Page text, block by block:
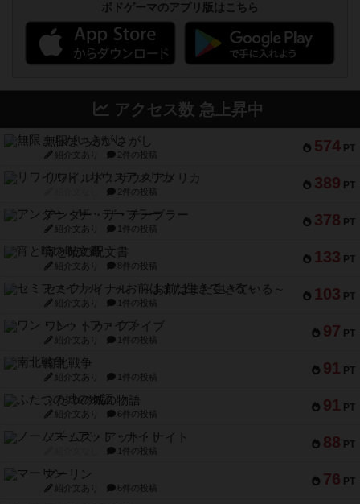
ボドゲーマのアプリ版はこちら
アクセス数 急上昇中
574 PT
無限まちがいさがし
紹介文あり 2件の投稿
389 PT
リワイルド：サウスアメリカ
2件の投稿
378 PT
アンダー・ザ・テーブラー
紹介文あり 1件の投稿
133 PT
宵と暁の呪文書
紹介文あり 8件の投稿
103 PT
セミファイナル ～お前はまだ生きている～
紹介文あり 1件の投稿
97 PT
ワン・トゥ・ファイブ
紹介文あり 1件の投稿
91 PT
南北戦争
紹介文あり 1件の投稿
91 PT
ふたつの城の物語
紹介文あり 6件の投稿
88 PT
ノームズ・アット・ナイト
1件の投稿
76 PT
マーリン
紹介文あり 6件の投稿